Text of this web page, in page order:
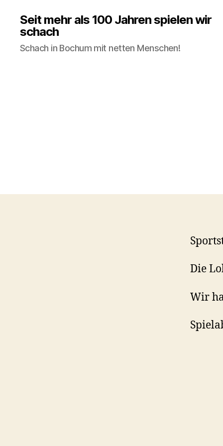
Seit mehr als 100 Jahren spielen wir
schach
Schach in Bochum mit netten Menschen!
Die
Wir